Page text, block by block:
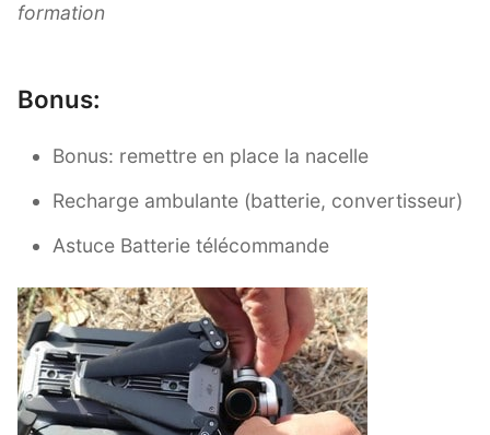
formation
Bonus:
Bonus: remettre en place la nacelle
Recharge ambulante (batterie, convertisseur)
Astuce Batterie télécommande